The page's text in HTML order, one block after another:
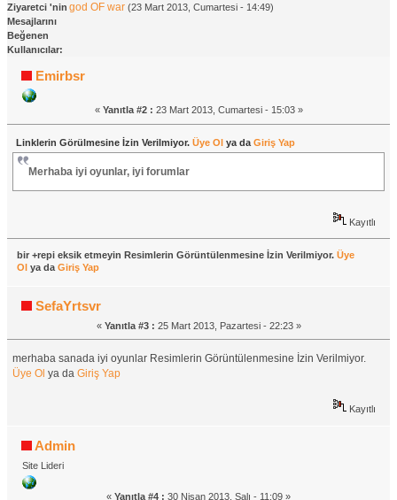
Ziyaretci 'nin
Mesajlarını
Beğenen
Kullanıcılar:
god OF war (23 Mart 2013, Cumartesi - 14:49)
Emirbsr
« Yanıtla #2 : 23 Mart 2013, Cumartesi - 15:03 »
Linklerin Görülmesine İzin Verilmiyor. Üye Ol ya da Giriş Yap
Merhaba iyi oyunlar, iyi forumlar
Kayıtlı
bir +repi eksik etmeyin Resimlerin Görüntülenmesine İzin Verilmiyor. Üye
Olya da Giriş Yap
SefaYrtsvr
« Yanıtla #3 : 25 Mart 2013, Pazartesi - 22:23 »
merhaba sanada iyi oyunlar Resimlerin Görüntülenmesine İzin Verilmiyor.
Üye Ol ya daGiriş Yap
Kayıtlı
Admin
Site Lideri
« Yanıtla #4 : 30 Nisan 2013, Salı - 11:09 »